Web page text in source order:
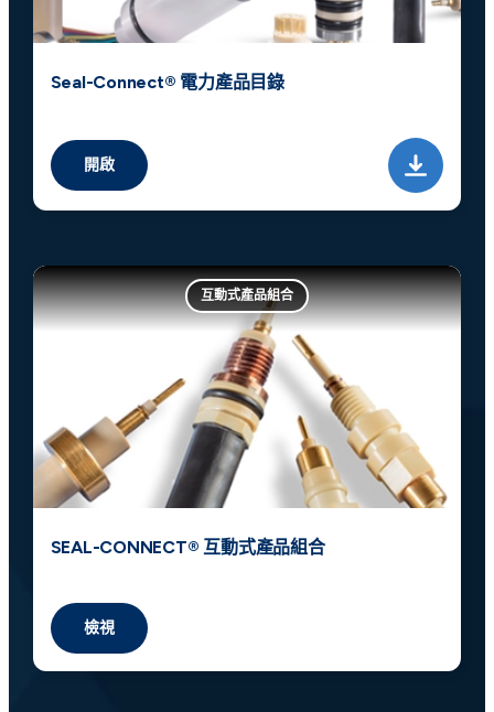
Seal-Connect® 電力產品目錄
開啟
互動式產品組合
SEAL-CONNECT® 互動式產品組合
檢視